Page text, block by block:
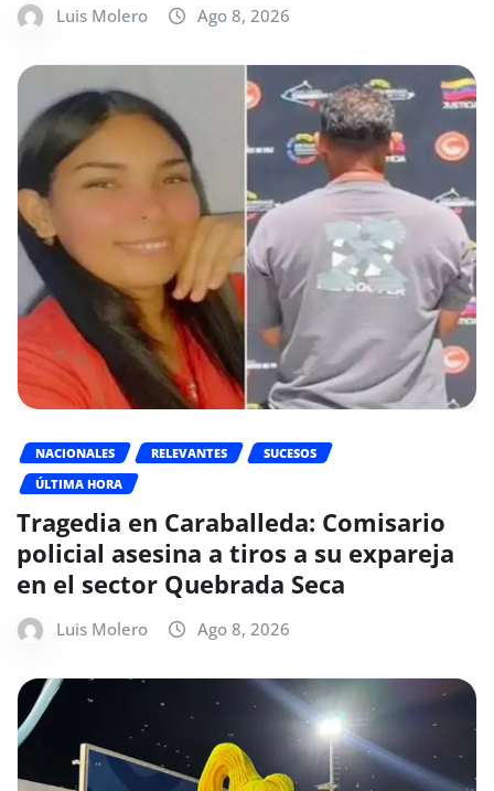
Luis Molero Ago 8, 2026
NACIONALES RELEVANTES
SUCESOS
ÚLTIMA HORA
Tragedia en Caraballeda: Comisario
policial asesina a tiros a su expareja
en el sector Quebrada Seca
Luis Molero Ago 8, 2026